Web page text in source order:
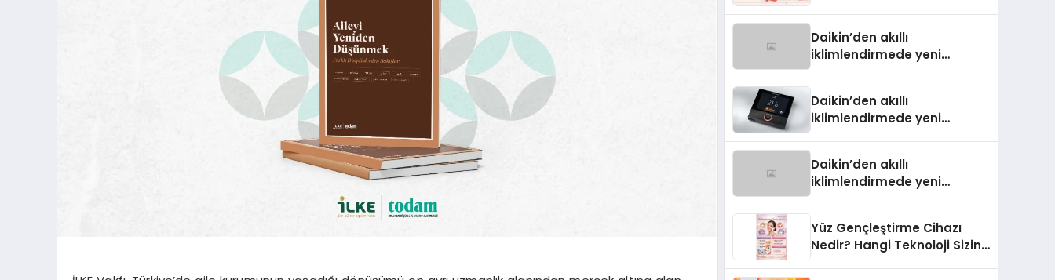
Daikin’den akıllı
iklimlendirmede yeni
Daikin’den akıllı
iklimlendirmede yeni
Daikin’den akıllı
iklimlendirmede yeni
Yüz Gençleştirme Cihazı
Nedir? Hangi Teknoloji Sizin